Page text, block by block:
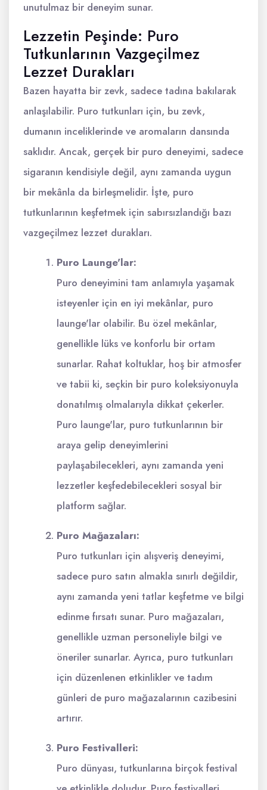
unutulmaz bir deneyim sunar.
Lezzetin Peşinde: Puro
Tutkunlarının Vazgeçilmez
Lezzet Durakları
Bazen hayatta bir zevk, sadece tadına bakılarak
anlaşılabilir. Puro tutkunları için, bu zevk,
dumanın inceliklerinde ve aromaların dansında
saklıdır. Ancak, gerçek bir puro deneyimi, sadece
sigaranın kendisiyle değil, aynı zamanda uygun
bir mekânla da birleşmelidir. İşte, puro
tutkunlarının keşfetmek için sabırsızlandığı bazı
vazgeçilmez lezzet durakları.
Puro Launge'lar:
Puro deneyimini tam anlamıyla yaşamak
isteyenler için en iyi mekânlar, puro
launge'lar olabilir. Bu özel mekânlar,
genellikle lüks ve konforlu bir ortam
sunarlar. Rahat koltuklar, hoş bir atmosfer
ve tabii ki, seçkin bir puro koleksiyonuyla
donatılmış olmalarıyla dikkat çekerler.
Puro launge'lar, puro tutkunlarının bir
araya gelip deneyimlerini
paylaşabilecekleri, aynı zamanda yeni
lezzetler keşfedebilecekleri sosyal bir
platform sağlar.
Puro Mağazaları:
Puro tutkunları için alışveriş deneyimi,
sadece puro satın almakla sınırlı değildir,
aynı zamanda yeni tatlar keşfetme ve bilgi
edinme fırsatı sunar. Puro mağazaları,
genellikle uzman personeliyle bilgi ve
öneriler sunarlar. Ayrıca, puro tutkunları
için düzenlenen etkinlikler ve tadım
günleri de puro mağazalarının cazibesini
artırır.
Puro Festivalleri:
Puro dünyası, tutkunlarına birçok festival